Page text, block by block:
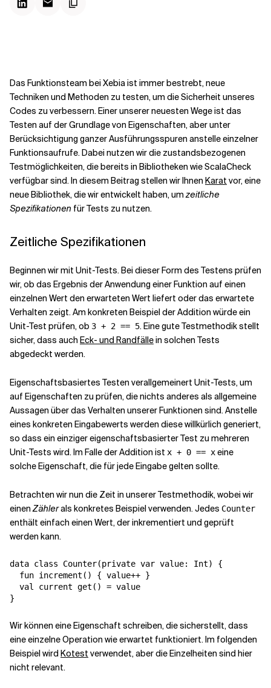
Verwandte Themen
Das Funktionsteam bei Xebia ist immer bestrebt, neue
Techniken und Methoden zu testen, um die Sicherheit unseres
Codes zu verbessern. Einer unserer neuesten Wege ist das
Testen auf derGrundlage von Eigenschaften, aber unter
Berücksichtigung ganzer Ausführungsspuren anstelle einzelner
Funktionsaufrufe. Dabei nutzen wir die zustandsbezogenen
Testmöglichkeiten, die bereits in Bibliotheken wie ScalaCheck
verfügbar sind. In diesem Beitrag stellen wir Ihnen Karat vor, eine
neue Bibliothek, die wir entwickelt haben, umzeitliche
Spezifikationen für Tests zu nutzen.
Zeitliche Spezifikationen
Beginnen wir mit Unit-Tests. Bei dieser Form des Testens prüfen
wir, ob das Ergebnis der Anwendung einer Funktion auf einen
einzelnen Wert den erwarteten Wert liefert oder das erwartete
Verhalten zeigt. Am konkreten Beispiel der Addition würde ein
Unit-Test prüfen, ob 3 + 2 == 5. Eine gute Testmethodik stellt
sicher, dass auch Eck- und Randfällein solchen Tests
abgedeckt werden.
Eigenschaftsbasiertes Testen verallgemeinert Unit-Tests, um
auf Eigenschaften zu prüfen, die nichts anderes als allgemeine
Aussagen über das Verhalten unserer Funktionen sind. Anstelle
eines konkreten Eingabewerts werden diese willkürlich generiert,
so dass ein einziger eigenschaftsbasierter Test zu mehreren
Unit-Tests wird. Im Falle der Addition ist x + 0 == xeine
solche Eigenschaft, die für jede Eingabe gelten sollte.
Betrachten wir nun die Zeit in unserer Testmethodik, wobei wir
einenZählerals konkretes Beispiel verwenden. Jedes Counter
enthält einfach einen Wert, der inkrementiert und geprüft
werden kann.
data class Counter(private var value: Int) {
  fun increment() { value++ }
  val current get() = value
}
Wir können eine Eigenschaft schreiben, die sicherstellt, dass
eine einzelne Operation wie erwartet funktioniert. Im folgenden
Beispiel wird Kotest verwendet, aber die Einzelheiten sind hier
nicht relevant.